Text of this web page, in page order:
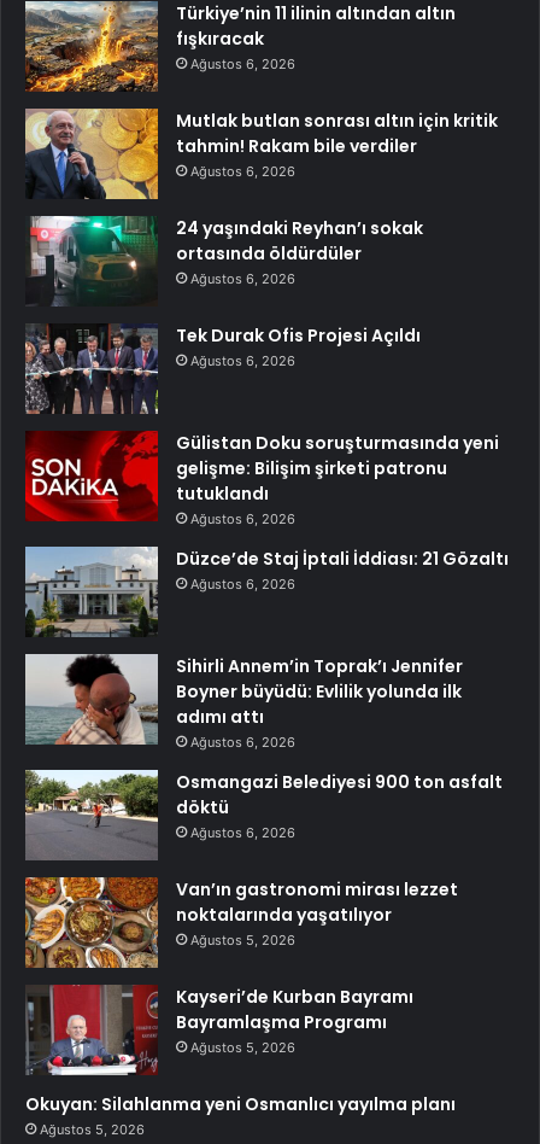
Türkiye’nin 11 ilinin altından altın
fışkıracak
Ağustos 6, 2026
Mutlak butlan sonrası altın için kritik
tahmin! Rakam bile verdiler
Ağustos 6, 2026
24 yaşındaki Reyhan’ı sokak
ortasında öldürdüler
Ağustos 6, 2026
Tek Durak Ofis Projesi Açıldı
Ağustos 6, 2026
Gülistan Doku soruşturmasında yeni
gelişme: Bilişim şirketi patronu
tutuklandı
Ağustos 6, 2026
Düzce’de Staj İptali İddiası: 21 Gözaltı
Ağustos 6, 2026
Sihirli Annem’in Toprak’ı Jennifer
Boyner büyüdü: Evlilik yolunda ilk
adımı attı
Ağustos 6, 2026
Osmangazi Belediyesi 900 ton asfalt
döktü
Ağustos 6, 2026
Van’ın gastronomi mirası lezzet
noktalarında yaşatılıyor
Ağustos 5, 2026
Kayseri’de Kurban Bayramı
Bayramlaşma Programı
Ağustos 5, 2026
Okuyan: Silahlanma yeni Osmanlıcı yayılma planı
Ağustos 5, 2026